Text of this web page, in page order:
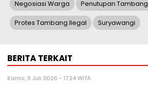
Negosiasi Warga Penutupan Tambang
Protes Tambang Ilegal Suryawangi
BERITA TERKAIT
Kamis, 9 Juli 2026 - 17:24 WITA